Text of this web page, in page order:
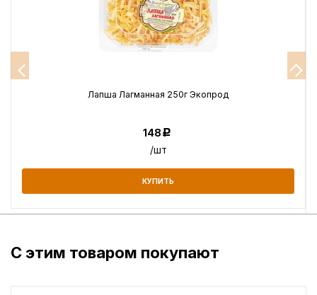
Лапша Лагманная 250г Экопрод
148Р
/шт
КУПИТЬ
С этим товаром покупают